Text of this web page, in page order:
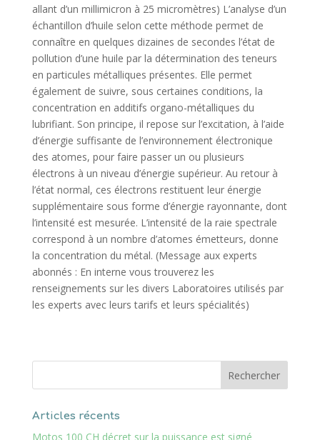
allant d’un millimicron à 25 micromètres) L’analyse d’un
échantillon d’huile selon cette méthode permet de
connaître en quelques dizaines de secondes l’état de
pollution d’une huile par la détermination des teneurs
en particules métalliques présentes. Elle permet
également de suivre, sous certaines conditions, la
concentration en additifs organo-métalliques du
lubrifiant. Son principe, il repose sur l’excitation, à l’aide
d’énergie suffisante de l’environnement électronique
des atomes, pour faire passer un ou plusieurs
électrons à un niveau d’énergie supérieur. Au retour à
l’état normal, ces électrons restituent leur énergie
supplémentaire sous forme d’énergie rayonnante, dont
l’intensité est mesurée. L’intensité de la raie spectrale
correspond à un nombre d’atomes émetteurs, donne
la concentration du métal. (Message aux experts
abonnés : En interne vous trouverez les
renseignements sur les divers Laboratoires utilisés par
les experts avec leurs tarifs et leurs spécialités)
Articles récents
Motos 100 CH décret sur la puissance est signé